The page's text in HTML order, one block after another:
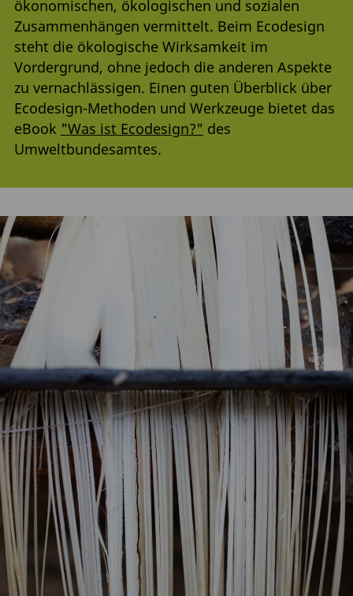
ökonomischen, ökologischen und sozialen
Zusammenhängen vermittelt. Beim Ecodesign
steht die ökologische Wirksamkeit im
Vordergrund, ohne jedoch die anderen Aspekte
zu vernachlässigen. Einen guten Überblick über
Ecodesign-Methoden und Werkzeuge bietet das
eBook "Was ist Ecodesign?" des
Umweltbundesamtes.